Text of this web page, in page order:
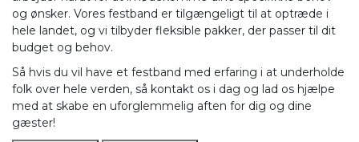
og ønsker. Vores festband er tilgængeligt til at optræde i
hele landet, og vi tilbyder fleksible pakker, der passer til dit
budget og behov.
Så hvis du vil have et festband med erfaring i at underholde
folk over hele verden, så kontakt os i dag og lad os hjælpe
med at skabe en uforglemmelig aften for dig og dine
gæster!